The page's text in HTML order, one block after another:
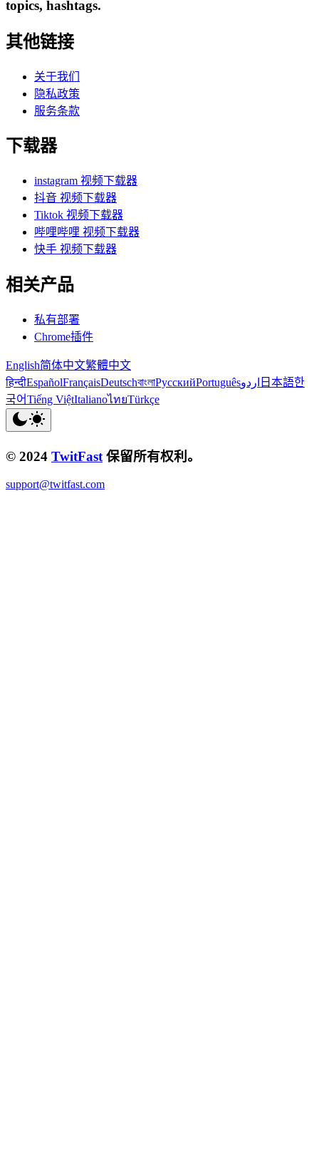
topics, hashtags.
其他链接
关于我们
隐私政策
服务条款
下载器
instagram 视频下载器
抖音 视频下载器
Tiktok 视频下载器
哔哩哔哩 视频下载器
快手 视频下载器
相关产品
私有部署
Chrome插件
English简体中文繁體中文
हिन्दीEspañolFrançaisDeutschবাংলাРусскийPortuguêsاردو 日本語한
국어Tiếng ViệtItalianoไทยTürkçe
© 2024 TwitFast 保留所有权利。
support@twitfast.com